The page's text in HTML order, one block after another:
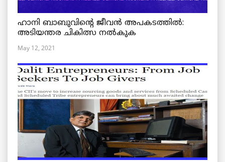
ഹാനി ബാബുവിന്റെ ജീവൻ അപകടത്തിൽ:
അടിയന്തര ചികിത്സ നൽകുക
May 12, 2021